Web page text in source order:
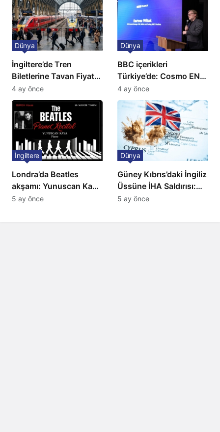
İngiltere’de Tren
Biletlerine Tavan Fiyat:
Ulaşımda Yeni
Düzenleme
Dünya
4 ay önce
BBC içerikleri
Türkiye’de: Cosmo EN
ve BBC Player yayında
Dünya
4 ay önce
Londra’da Beatles
akşamı: Yunuscan Kaya
klasik yorumuyla
İngiltere
5 ay önce
Güney Kıbrıs’daki İngiliz
Üssüne İHA Saldırısı:
Patlama, Sirenler ve
Dünya
5 ay önce